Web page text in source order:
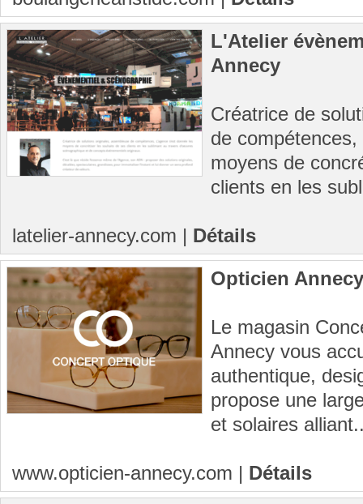
L'Atelier
Annecy
Créatrice de
de compétences,
moyens de
clients en les
latelier-annecy.com | Détails
Opticien
Le magasin
Annecy vous
authentique,
propose une
et solaires
www.opticien-annecy.com | Détails